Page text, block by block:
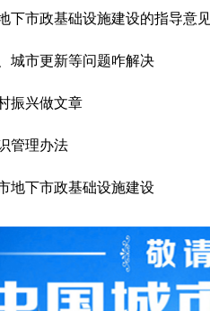
下市政基础设施建设的指导意
城市更新等问题咋解决
振兴做文章
管理办法
地下市政基础设施建设